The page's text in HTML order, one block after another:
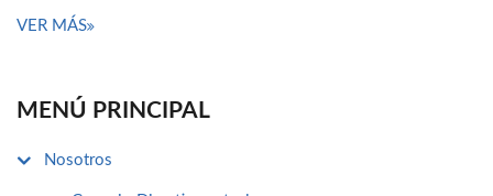
VER MÁS
MENÚ PRINCIPAL
Nosotros